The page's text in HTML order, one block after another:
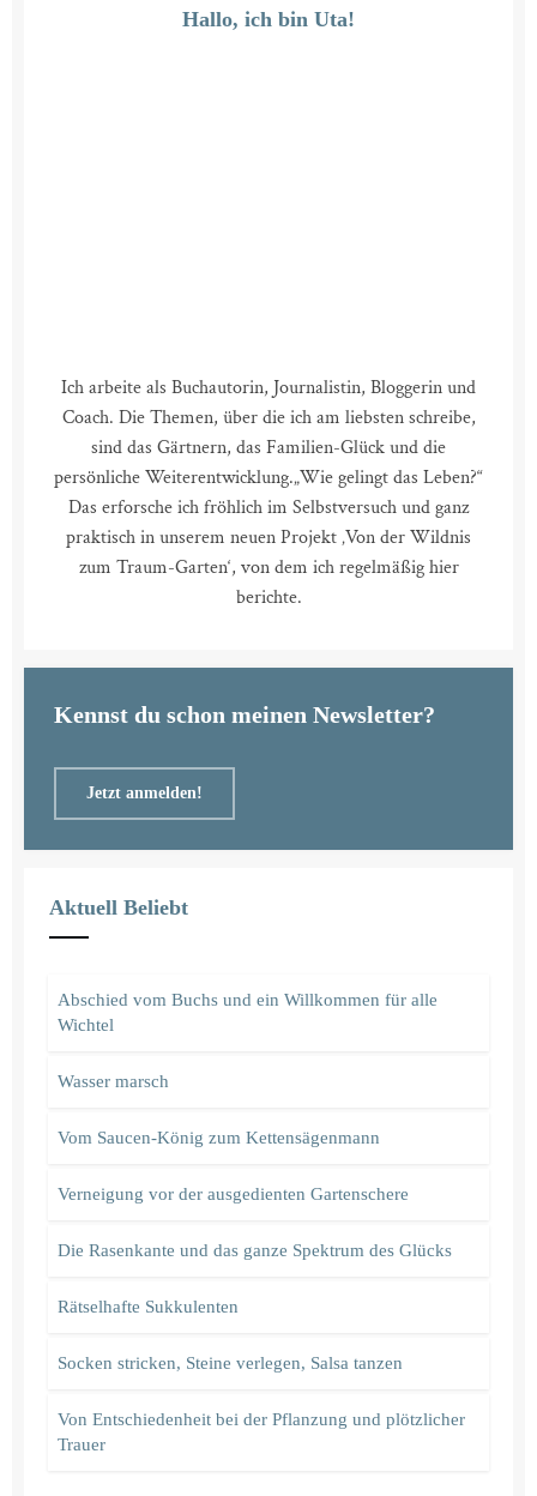
Hallo, ich bin Uta!
Ich arbeite als Buchautorin, Journalistin, Bloggerin und
Coach. Die Themen, über die ich am liebsten schreibe,
sind das Gärtnern, das Familien-Glück und die
persönliche Weiterentwicklung.„Wie gelingt das Leben?“
Das erforsche ich fröhlich im Selbstversuch und ganz
praktisch in unserem neuen Projekt ‚Von der Wildnis
zum Traum-Garten‘, von dem ich regelmäßig hier
berichte.
Kennst du schon meinen Newsletter?
Jetzt anmelden!
Aktuell Beliebt
Abschied vom Buchs und ein Willkommen für alle
Wichtel
Wasser marsch
Vom Saucen-König zum Kettensägenmann
Verneigung vor der ausgedienten Gartenschere
Die Rasenkante und das ganze Spektrum des Glücks
Rätselhafte Sukkulenten
Socken stricken, Steine verlegen, Salsa tanzen
Von Entschiedenheit bei der Pflanzung und plötzlicher
Trauer